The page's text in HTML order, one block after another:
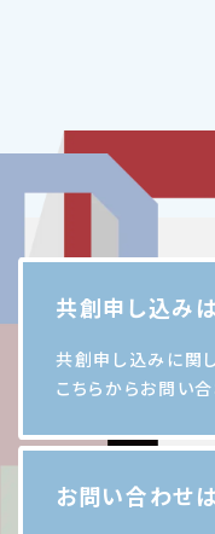
共創申し込み
共創申し込みに関し
こちらからお問い合
お問い合わせ